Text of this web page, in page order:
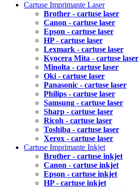
Cartuse Imprimante Laser
Brother - cartuse laser
Canon - cartuse laser
Epson - cartuse laser
HP - cartuse laser
Lexmark - cartuse laser
Kyocera Mita - cartuse laser
Minolta - cartuse laser
Oki - cartuse laser
Panasonic - cartuse laser
Philips - cartuse laser
Samsung - cartuse laser
Sharp - cartuse laser
Ricoh - cartuse laser
Toshiba - cartuse laser
Xerox - cartuse laser
Cartuse Imprimante Inkjet
Brother - cartuse inkjet
Canon - cartuse inkjet
Epson - cartuse inkjet
HP - cartuse inkjet